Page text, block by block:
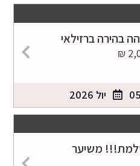
יול 2026
משיער